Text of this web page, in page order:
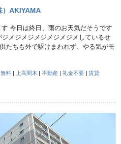
AKIYAMA
今日は終日、雨のお天気だそうです
メジメジメジメジメジメしているせ
たちも外で駆けまわれず、やる気がモ
料 | 上高間木 |不動産 |礼金不要 |賃貸